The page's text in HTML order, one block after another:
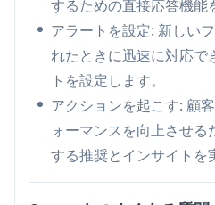
ービスを改善できます。
製品開発のフィードバッ
関する顧客の感情を追跡
導くことができます。
ソーシャルメディアの
ガティブなソーシャルメ
するための直接応答機能
アラートを設定: 新しい
れたときに迅速に対応で
トを設定します。
アクションを起こす: 顧
ォーマンスを向上させ
する推奨とインサイトを